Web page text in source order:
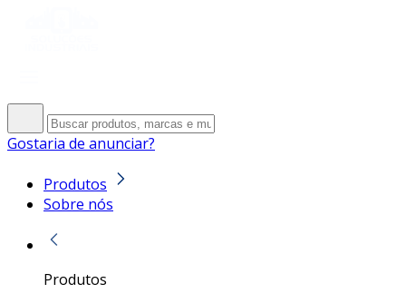
Gostaria de anunciar?
Produtos
Sobre nós
Produtos